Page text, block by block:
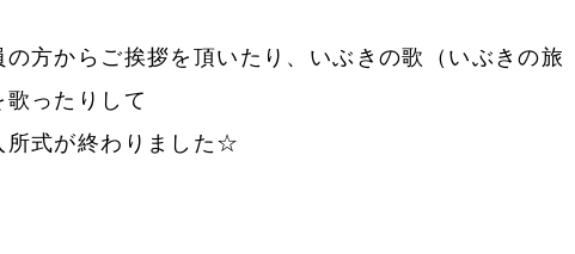
の方からご挨拶を頂いたり、いぶきの歌（いぶきの旅
歌ったりして
所式が終わりました☆